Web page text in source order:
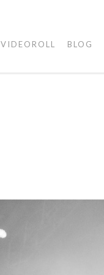
VIDEOROLL BLOG